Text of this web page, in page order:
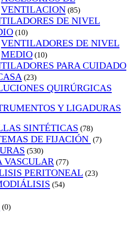
VENTILACION (85)
DE NIVEL
(10)
VENTILADORES DE NIVEL
MEDIO (10)
PARA CUIDADO
(23)
QUIRÚRGICAS
Y LIGADURAS
SINTÉTICAS (78)
DE FIJACIÓN (7)
(530)
VASCULAR (77)
PERITONEAL (23)
(54)
(0)